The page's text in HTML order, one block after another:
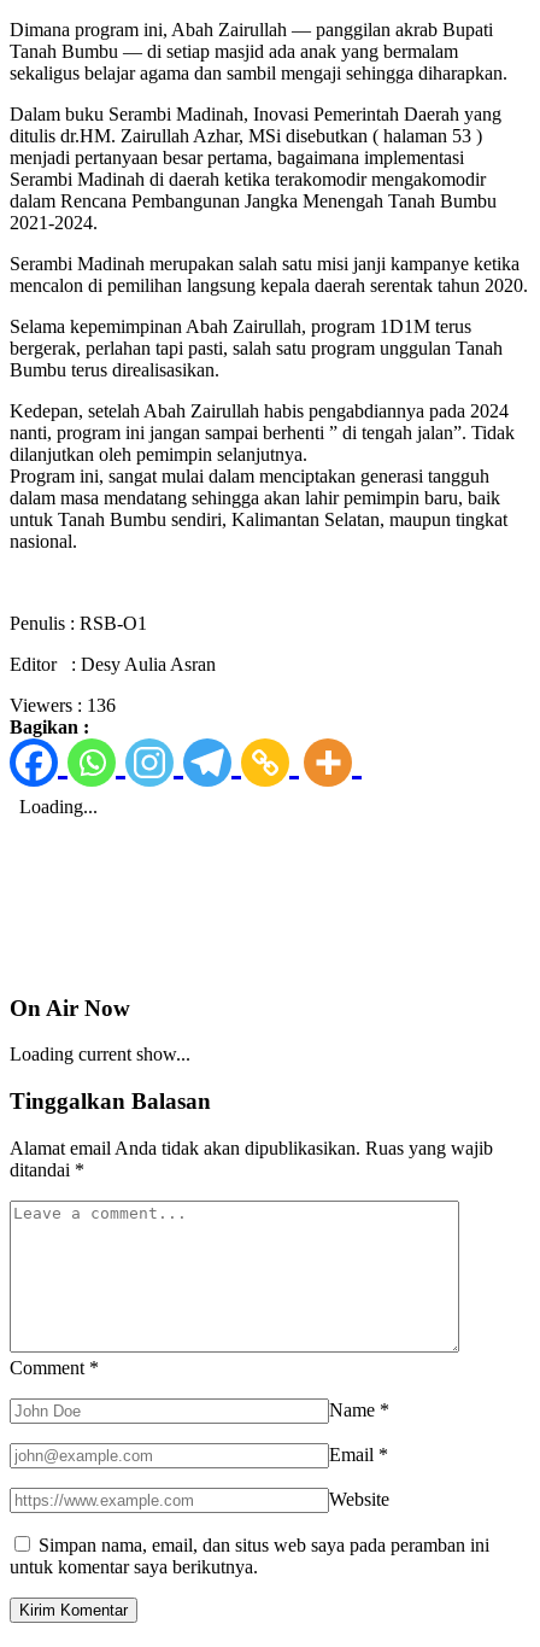
Dimana program ini, Abah Zairullah — panggilan akrab Bupati
Tanah Bumbu — di setiap masjid ada anak yang bermalam
sekaligus belajar agama dan sambil mengaji sehingga diharapkan.
Dalam buku Serambi Madinah, Inovasi Pemerintah Daerah yang
ditulis dr.HM. Zairullah Azhar, MSi disebutkan ( halaman 53 )
menjadi pertanyaan besar pertama, bagaimana implementasi
Serambi Madinah di daerah ketika terakomodir mengakomodir
dalam Rencana Pembangunan Jangka Menengah Tanah Bumbu
2021-2024.
Serambi Madinah merupakan salah satu misi janji kampanye ketika
mencalon di pemilihan langsung kepala daerah serentak tahun 2020.
Selama kepemimpinan Abah Zairullah, program 1D1M terus
bergerak, perlahan tapi pasti, salah satu program unggulan Tanah
Bumbu terus direalisasikan.
Kedepan, setelah Abah Zairullah habis pengabdiannya pada 2024
nanti, program ini jangan sampai berhenti ” di tengah jalan”. Tidak
dilanjutkan oleh pemimpin selanjutnya.
Program ini, sangat mulai dalam menciptakan generasi tangguh
dalam masa mendatang sehingga akan lahir pemimpin baru, baik
untuk Tanah Bumbu sendiri, Kalimantan Selatan, maupun tingkat
nasional.
Penulis : RSB-O1
Editor : Desy Aulia Asran
Viewers : 136
Bagikan :
On Air Now
Loading current show...
Tinggalkan Balasan
Alamat email Anda tidak akan dipublikasikan. Ruas yang wajib
ditandai *
Comment *
Name *
Email *
Website
Simpan nama, email, dan situs web saya pada peramban ini
untuk komentar saya berikutnya.